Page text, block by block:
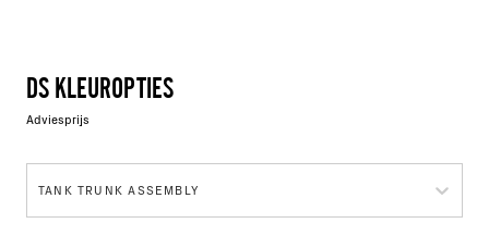
DS KLEUROPTIES
Adviesprijs
TANK TRUNK ASSEMBLY